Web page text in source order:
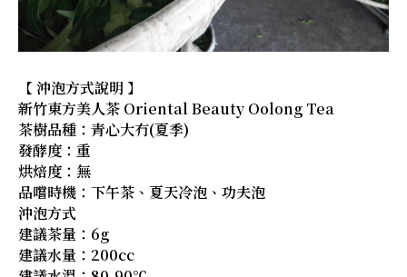
【 沖泡方式說明 】
新竹東方美人茶 Oriental Beauty Oolong Tea
茶樹品種：青心大冇(夏季)
發酵度：重
烘焙度：無
品嚐時機：下午茶、夏天冷泡、功夫泡
沖泡方式
建議茶量：6g
建議水量：200cc